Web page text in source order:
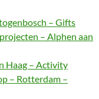
– Gifts
– Alphen aan
Haag – Activity
– Rotterdam –